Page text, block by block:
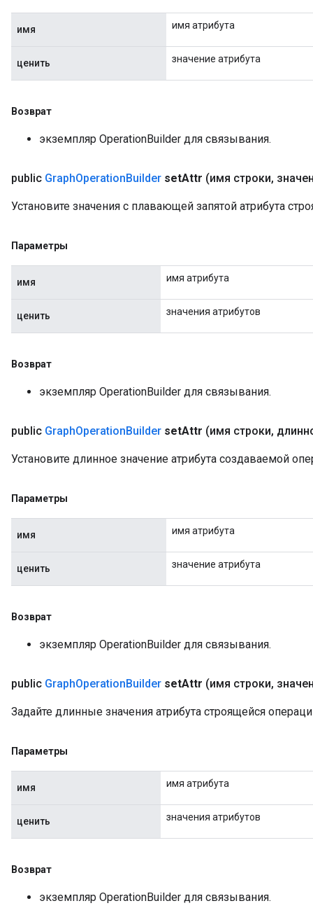
имя имя атрибута
ценить значение атрибута
Возврат
экземпляр OperationBuilder для связывания.
public GraphOperationBuilder setAttr (имя строки,
Установите значения с плавающей запятой атрибута
Параметры
имя имя атрибута
ценить значения атрибутов
Возврат
экземпляр OperationBuilder для связывания.
public GraphOperationBuilder setAttr (имя строки,
Установите длинное значение атрибута создаваемой
Параметры
имя имя атрибута
ценить значение атрибута
Возврат
экземпляр OperationBuilder для связывания.
public GraphOperationBuilder setAttr (имя строки,
Задайте длинные значения атрибута строящейся
Параметры
имя имя атрибута
ценить значения атрибутов
Возврат
экземпляр OperationBuilder для связывания.